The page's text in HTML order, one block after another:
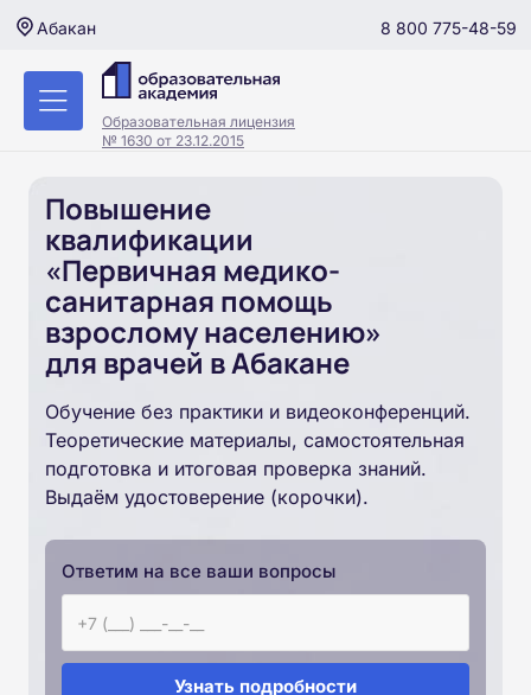
Абакан 8 800 775-48-59
Образовательная лицензия
№ 1630 от 23.12.2015
Повышение
квалификации
«Первичная медико-
санитарная помощь
взрослому населению»
для врачей в Абакане
Обучение без практики и видеоконференций.
Теоретические материалы, самостоятельная
подготовка и итоговая проверка знаний.
Выдаём удостоверение (корочки).
Ответим на все ваши вопросы
Узнать подробности